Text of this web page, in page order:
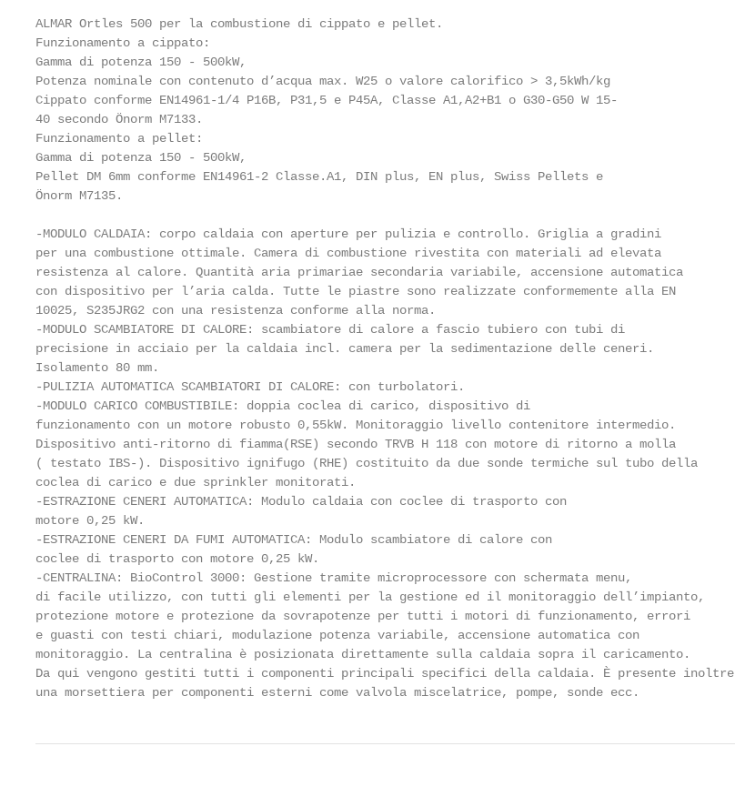
ALMAR Ortles 500 per la combustione di cippato e pellet.
Funzionamento a cippato:
Gamma di potenza 150 - 500kW,
Potenza nominale con contenuto d’acqua max. W25 o valore calorifico > 3,5kWh/kg
Cippato conforme EN14961-1/4 P16B, P31,5 e P45A, Classe A1,A2+B1 o G30-G50 W 15-
40 secondo Önorm M7133.
Funzionamento a pellet:
Gamma di potenza 150 - 500kW,
Pellet DM 6mm conforme EN14961-2 Classe.A1, DIN plus, EN plus, Swiss Pellets e
Önorm M7135.
-MODULO CALDAIA: corpo caldaia con aperture per pulizia e controllo. Griglia a gradini
per una combustione ottimale. Camera di combustione rivestita con materiali ad elevata
resistenza al calore. Quantità aria primariae secondaria variabile, accensione automatica
con dispositivo per l’aria calda. Tutte le piastre sono realizzate conformemente alla EN
10025, S235JRG2 con una resistenza conforme alla norma.
-MODULO SCAMBIATORE DI CALORE: scambiatore di calore a fascio tubiero con tubi di
precisione in acciaio per la caldaia incl. camera per la sedimentazione delle ceneri.
Isolamento 80 mm.
-PULIZIA AUTOMATICA SCAMBIATORI DI CALORE: con turbolatori.
-MODULO CARICO COMBUSTIBILE: doppia coclea di carico, dispositivo di
funzionamento con un motore robusto 0,55kW. Monitoraggio livello contenitore intermedio.
Dispositivo anti-ritorno di fiamma(RSE) secondo TRVB H 118 con motore di ritorno a molla
( testato IBS-). Dispositivo ignifugo (RHE) costituito da due sonde termiche sul tubo della
coclea di carico e due sprinkler monitorati.
-ESTRAZIONE CENERI AUTOMATICA: Modulo caldaia con coclee di trasporto con
motore 0,25 kW.
-ESTRAZIONE CENERI DA FUMI AUTOMATICA: Modulo scambiatore di calore con
coclee di trasporto con motore 0,25 kW.
-CENTRALINA: BioControl 3000: Gestione tramite microprocessore con schermata menu,
di facile utilizzo, con tutti gli elementi per la gestione ed il monitoraggio dell’impianto,
protezione motore e protezione da sovrapotenze per tutti i motori di funzionamento, errori
e guasti con testi chiari, modulazione potenza variabile, accensione automatica con
monitoraggio. La centralina è posizionata direttamente sulla caldaia sopra il caricamento.
Da qui vengono gestiti tutti i componenti principali specifici della caldaia. È presente inoltre
una morsettiera per componenti esterni come valvola miscelatrice, pompe, sonde ecc.